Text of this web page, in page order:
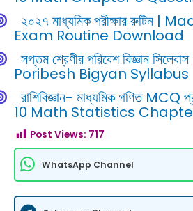
২০২৭ মাধ্যমিক পরীক্ষার রুটিন
Exam Routine Download
সপ্তম শ্রেণীর পরিবেশ বিজ্ঞান
Poribesh Bigyan Syllabus
রাশিবিজ্ঞান- মাধ্যমিক গণিত
10 Math Statistics
Post Views: 717
WhatsApp Channel